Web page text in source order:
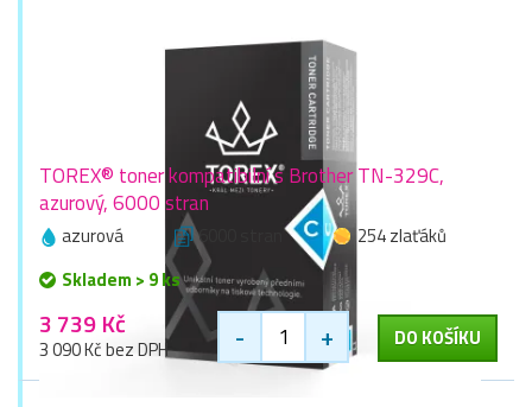
TOREX® toner kompatibilní s Brother TN-329C,
azurový, 6000 stran
azurová 6000 stran
254 zlaťáků
Skladem > 9 ks
3 739 Kč
3 090 Kč bez DPH - + DO KOŠÍKU